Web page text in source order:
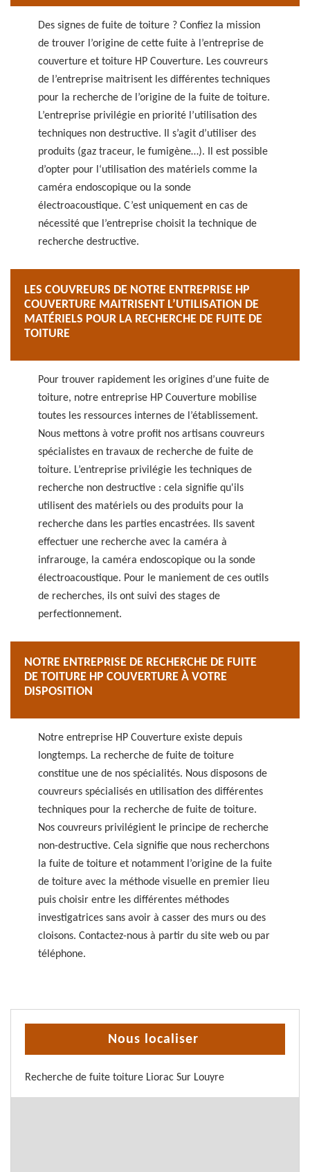
Des signes de fuite de toiture ? Confiez la mission
de trouver l’origine de cette fuite à l’entreprise de
couverture et toiture HP Couverture. Les couvreurs
de l’entreprise maitrisent les différentes techniques
pour la recherche de l’origine de la fuite de toiture.
L’entreprise privilégie en priorité l’utilisation des
techniques non destructive. Il s’agit d’utiliser des
produits (gaz traceur, le fumigène…). Il est possible
d’opter pour l‘utilisation des matériels comme la
caméra endoscopique ou la sonde
électroacoustique. C’est uniquement en cas de
nécessité que l’entreprise choisit la technique de
recherche destructive.
LES COUVREURS DE NOTRE ENTREPRISE HP
COUVERTURE MAITRISENT L’UTILISATION DE
MATÉRIELS POUR LA RECHERCHE DE FUITE DE
TOITURE
Pour trouver rapidement les origines d’une fuite de
toiture, notre entreprise HP Couverture mobilise
toutes les ressources internes de l’établissement.
Nous mettons à votre profit nos artisans couvreurs
spécialistes en travaux de recherche de fuite de
toiture. L’entreprise privilégie les techniques de
recherche non destructive : cela signifie qu'ils
utilisent des matériels ou des produits pour la
recherche dans les parties encastrées. Ils savent
effectuer une recherche avec la caméra à
infrarouge, la caméra endoscopique ou la sonde
électroacoustique. Pour le maniement de ces outils
de recherches, ils ont suivi des stages de
perfectionnement.
NOTRE ENTREPRISE DE RECHERCHE DE FUITE
DE TOITURE HP COUVERTURE À VOTRE
DISPOSITION
Notre entreprise HP Couverture existe depuis
longtemps. La recherche de fuite de toiture
constitue une de nos spécialités. Nous disposons de
couvreurs spécialisés en utilisation des différentes
techniques pour la recherche de fuite de toiture.
Nos couvreurs privilégient le principe de recherche
non-destructive. Cela signifie que nous recherchons
la fuite de toiture et notamment l’origine de la fuite
de toiture avec la méthode visuelle en premier lieu
puis choisir entre les différentes méthodes
investigatrices sans avoir à casser des murs ou des
cloisons. Contactez-nous à partir du site web ou par
téléphone.
Nous localiser
Recherche de fuite toiture Liorac Sur Louyre